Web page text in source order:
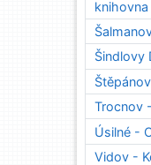
knihovna
Šindlovy
Trocnov
Úsilné -
Vidov -